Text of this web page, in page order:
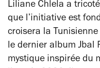
Liliane Chlela a
que l’initiative est
croisera la
le dernier album Jbal
mystique inspirée du